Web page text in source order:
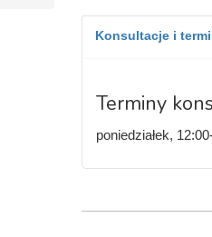
Konsultacje i
Terminy
poniedziałek,